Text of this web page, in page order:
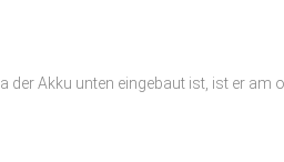
Akku unten eingebaut ist, ist er am